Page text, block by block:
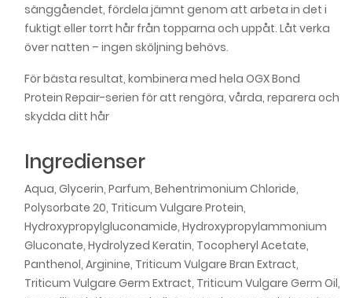
sänggåendet, fördela jämnt genom att arbeta in det i
fuktigt eller torrt hår från topparna och uppåt. Låt verka
över natten – ingen sköljning behövs.
För bästa resultat, kombinera med hela OGX Bond
Protein Repair-serien för att rengöra, vårda, reparera och
skydda ditt hår
Ingredienser
Aqua, Glycerin, Parfum, Behentrimonium Chloride,
Polysorbate 20, Triticum Vulgare Protein,
Hydroxypropylgluconamide, Hydroxypropylammonium
Gluconate, Hydrolyzed Keratin, Tocopheryl Acetate,
Panthenol, Arginine, Triticum Vulgare Bran Extract,
Triticum Vulgare Germ Extract, Triticum Vulgare Germ Oil,